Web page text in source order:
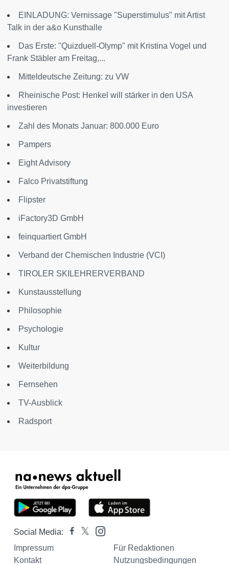
EINLADUNG: Vernissage "Superstimulus" mit Artist
Talk in der a&o Kunsthalle
Das Erste: "Quizduell-Olymp" mit Kristina Vogel und
Frank Stäbler am Freitag,...
Mitteldeutsche Zeitung: zu VW
Rheinische Post: Henkel will stärker in den USA
investieren
Zahl des Monats Januar: 800.000 Euro
Pampers
Eight Advisory
Falco Privatstiftung
Flipster
iFactory3D GmbH
feinquartiert GmbH
Verband der Chemischen Industrie (VCI)
TIROLER SKILEHRERVERBAND
Kunstausstellung
Philosophie
Psychologie
Kultur
Weiterbildung
Fernsehen
TV-Ausblick
Radsport
Social Media:
Impressum
Für Redaktionen
Kontakt
Nutzungsbedingungen